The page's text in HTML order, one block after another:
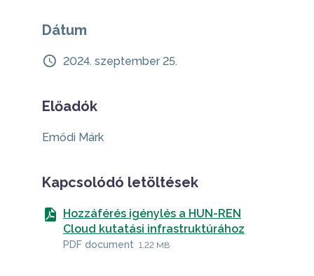
Dátum
2024. szeptember 25.
Előadók
Emődi Márk
Kapcsolódó letöltések
Hozzáférés igénylés a HUN-REN
Cloud kutatási infrastruktúrához
PDF document 1.22 MB